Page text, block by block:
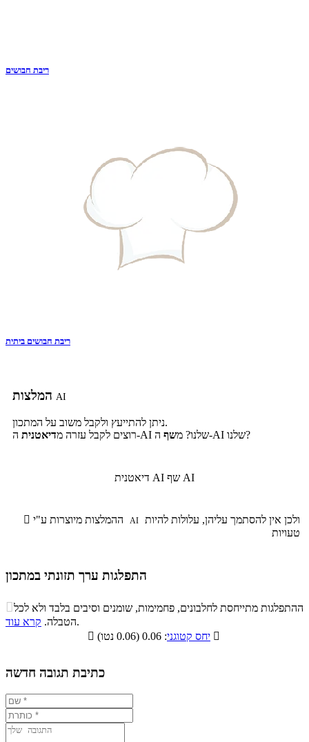
ריבת חבושים
ריבת חבושים ביתית
AI
ניתן להתייעץ ולקבל משוב על המתכון.
רוצים לקבל עזרה מדיאטנית ה-AI שלנו? משף ה-AI שלנו?
דיאטנית AI שף AI
 AI
טעויות
התפלגות ערך תזונתי במתכון
התפלגות ערך תזונתי במתכון
סיבים
תזונתיים
שומנים חלבונים
4.6% 85.5%
ההתפלגות מתייחסת לחלבונים, פחמימות, שומנים וסיבים בלבד ולא לכל
הטבלה. קרא עוד
.

יחס קטוגני 
כתיבת תגובה חדשה